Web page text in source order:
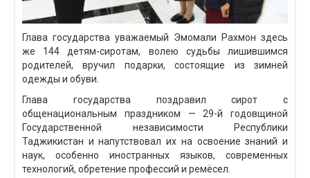
Глава государства уважаемый Эмомали Рахмон здесь
же 144 детям-сиротам, волею судьбы лишившимся
родителей, вручил подарки, состоящие из зимней
одежды и обуви.
Глава государства поздравил сирот с
общенациональным праздником — 29-й годовщиной
Государственной независимости Республики
Таджикистан и напутствовал их на освоение знаний и
наук, особенно иностранных языков, современных
технологий, обретение профессий и ремёсел.